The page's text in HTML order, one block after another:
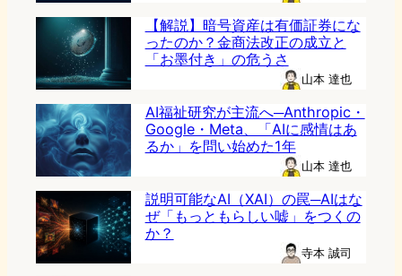
【解説】暗号資産は有価証券にな
ったのか？金商法改正の成立と
「お墨付き」の危うさ
山本 達也
AI福祉研究が主流へ─Anthropic・
Google・Meta、「AIに感情はあ
るか」を問い始めた1年
山本 達也
説明可能なAI（XAI）の罠─AIはな
ぜ「もっともらしい嘘」をつくの
か？
寺本 誠司